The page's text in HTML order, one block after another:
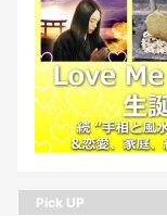
Pick UP